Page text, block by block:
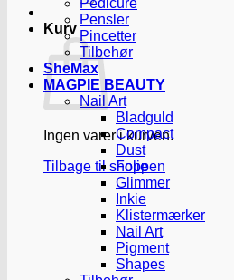
Kurv
Ingen varer i kurven.
Tilbage til shoppen
Pedicure
Pensler
Pincetter
Tilbehør
SheMax
MAGPIE BEAUTY
Nail Art
Bladguld
Compact
Dust
Folie
Glimmer
Inkie
Klistermærker
Nail Art
Pigment
Shapes